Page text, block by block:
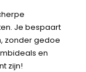
Je bespaart
zonder gedoe
en
zijn!